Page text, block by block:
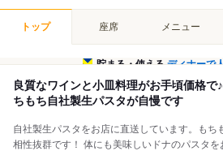
トップ 座席 メニュー
貯まる・使えるディナーで
良質なワインと小皿料理がお手頃価格で
ちもち自社製生パスタが自慢です
自社製生パスタをお店に直送しています。もち
相性抜群です！ 体にも美味しいドナのパスタ